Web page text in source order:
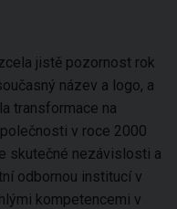
jistě pozornost rok
název a logo, a
transformace na
v roce 2000
skutečné nezávislosti a
odbornou institucí v
kompetencemi v